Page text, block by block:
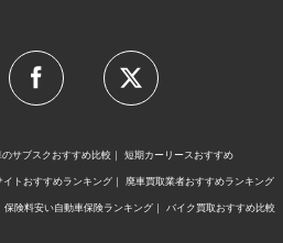
のサブスクおすすめ比較 短期カーリースおすすめ
イトおすすめランキング 廃車買取業者おすすめランキング
保険料安い自動車保険ランキング バイク買取おすすめ比較